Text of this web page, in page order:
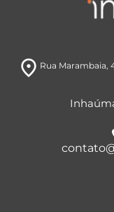
room Rua Marambaia